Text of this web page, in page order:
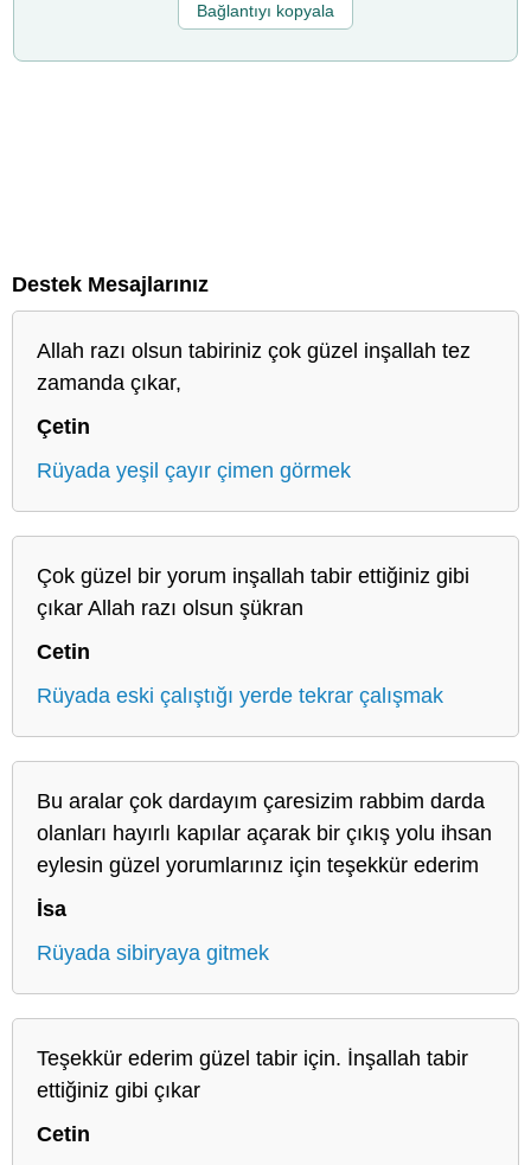
Bağlantıyı kopyala
Destek Mesajlarınız
Allah razı olsun tabiriniz çok güzel inşallah tez
zamanda çıkar,
Çetin
Rüyada yeşil çayır çimen görmek
Çok güzel bir yorum inşallah tabir ettiğiniz gibi
çıkar Allah razı olsun şükran
Cetin
Rüyada eski çalıştığı yerde tekrar çalışmak
Bu aralar çok dardayım çaresizim rabbim darda
olanları hayırlı kapılar açarak bir çıkış yolu ihsan
eylesin güzel yorumlarınız için teşekkür ederim
İsa
Rüyada sibiryaya gitmek
Teşekkür ederim güzel tabir için. İnşallah tabir
ettiğiniz gibi çıkar
Cetin